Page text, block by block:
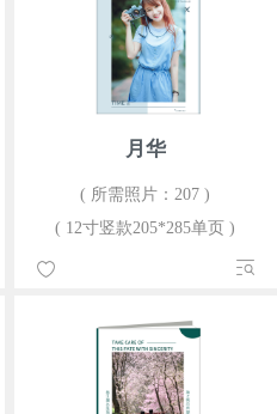
月华
( 所需照片：207 )
( 12寸竖款205*285单页 )